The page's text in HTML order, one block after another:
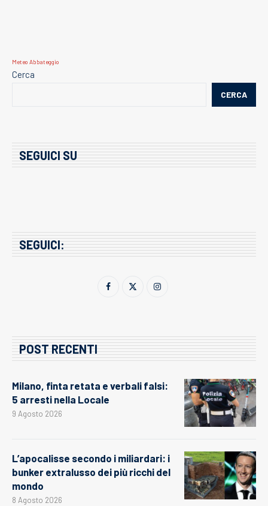
Meteo Abbateggio
Cerca
CERCA
SEGUICI SU
SEGUICI:
POST RECENTI
Milano, finta retata e verbali falsi:
5 arresti nella Locale
9 Agosto 2026
L’apocalisse secondo i miliardari: i
bunker extralusso dei più ricchi del
mondo
8 Agosto 2026